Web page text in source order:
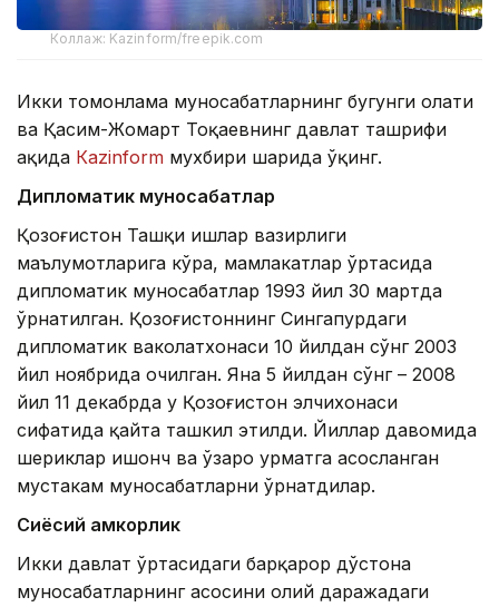
Коллаж: Kazinform/freepik.com
Икки томонлама муносабатларнинг бугунги ҳолати
ва Қасим-Жомарт Тоқаевнинг давлат ташрифи
ҳақида Каzinform мухбири шарҳида ўқинг.
Дипломатик муносабатлар
Қозоғистон Ташқи ишлар вазирлиги
маълумотларига кўра, мамлакатлар ўртасида
дипломатик муносабатлар 1993 йил 30 мартда
ўрнатилган. Қозоғистоннинг Сингапурдаги
дипломатик ваколатхонаси 10 йилдан сўнг 2003
йил ноябрида очилган. Яна 5 йилдан сўнг – 2008
йил 11 декабрда у Қозоғистон элчихонаси
сифатида қайта ташкил этилди. Йиллар давомида
шериклар ишонч ва ўзаро ҳурматга асосланган
мустаҳкам муносабатларни ўрнатдилар.
Сиёсий ҳамкорлик
Икки давлат ўртасидаги барқарор дўстона
муносабатларнинг асосини олий даражадаги